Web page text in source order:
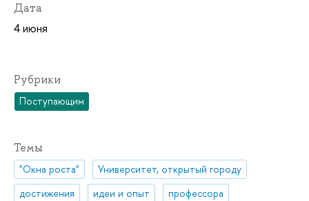
Дата
4 июня
Рубрики
Поступающим
Темы
"Окна роста"
Университет, открытый городу
достижения
идеи и опыт
профессора